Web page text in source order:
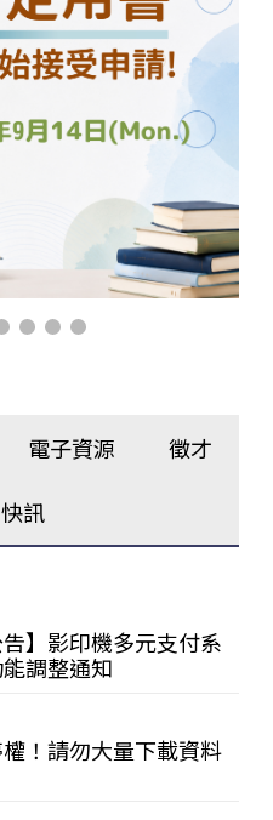
電子資源 徵才
訊
告】影印機多元支付系
調整通知
！請勿大量下載資料